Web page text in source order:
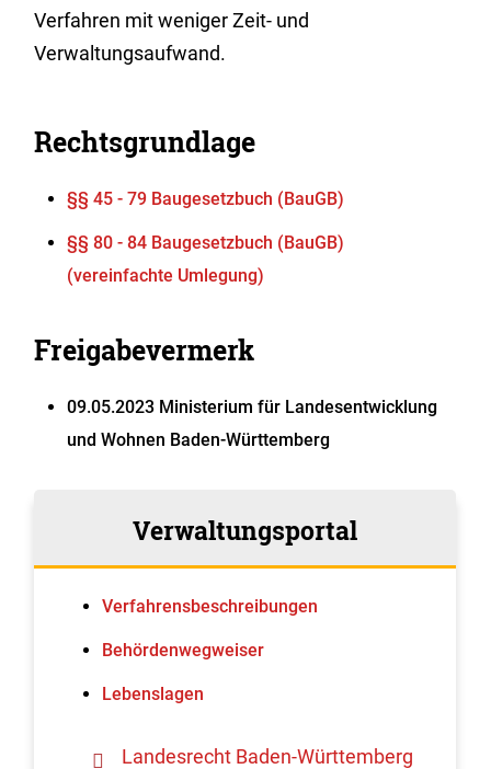
Verfahren mit weniger Zeit- und
Verwaltungsaufwand.
Rechtsgrundlage
§§ 45 - 79 Baugesetzbuch (BauGB)
§§ 80 - 84 Baugesetzbuch (BauGB)
(vereinfachte Umlegung)
Freigabevermerk
09.05.2023 Ministerium für Landesentwicklung
und Wohnen Baden-Württemberg
Verwaltungsportal
Verfahrens­beschreibungen
Behördenwegweiser
Lebenslagen
Landesrecht Baden-Württemberg